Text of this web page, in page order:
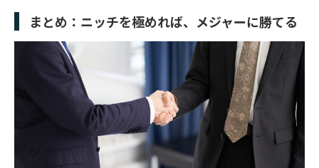
まとめ：ニッチを極めれば、メジャーに勝てる